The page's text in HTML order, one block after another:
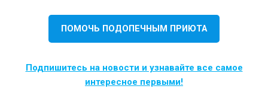
ПОМОЧЬ ПОДОПЕЧНЫМ ПРИЮТА
Подпишитесь на новости и узнавайте все самое
интересное первыми!